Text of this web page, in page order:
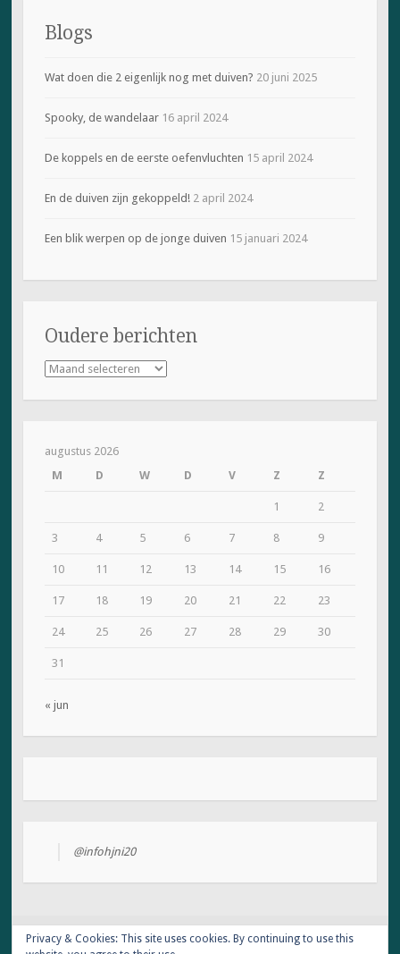
Blogs
Wat doen die 2 eigenlijk nog met duiven? 20 juni 2025
Spooky, de wandelaar 16 april 2024
De koppels en de eerste oefenvluchten 15 april 2024
En de duiven zijn gekoppeld! 2 april 2024
Een blik werpen op de jonge duiven 15 januari 2024
Oudere berichten
Oudere
augustus 2026
M
D W D V Z Z
1 2
3 4 5 6 7 8 9
10 11 12 13 14 15 16
17 18 19 20 21 22 23
24 25 26 27 28 29 30
31
« jun
@infohjni20
HOME DE HOKKEN (2023) BLOGS UITSLAGEN
Privacy & Cookies: This site uses cookies. By continuing to use this